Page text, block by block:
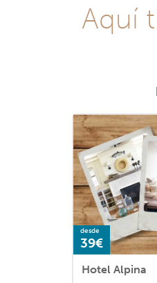
Aquí
desde
39€
Hotel Alpina